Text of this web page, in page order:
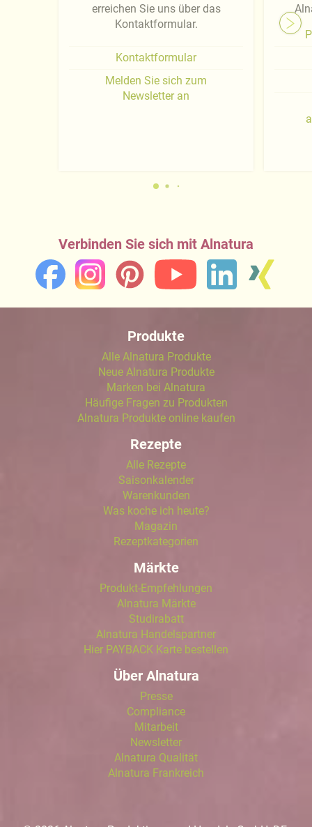
erreichen Sie uns über das
Kontaktformular.
Kontaktformular
Melden Sie sich zum
Newsletter an
Verbinden Sie sich mit Alnatura
Produkte
Alle Alnatura Produkte
Neue Alnatura Produkte
Marken bei Alnatura
Häufige Fragen zu Produkten
Alnatura Produkte online kaufen
Rezepte
Alle Rezepte
Saisonkalender
Warenkunden
Was koche ich heute?
Magazin
Rezeptkategorien
Märkte
Produkt-Empfehlungen
Alnatura Märkte
Studirabatt
Alnatura Handelspartner
Hier PAYBACK Karte bestellen
Über Alnatura
Presse
Compliance
Mitarbeit
Newsletter
Alnatura Qualität
Alnatura Frankreich